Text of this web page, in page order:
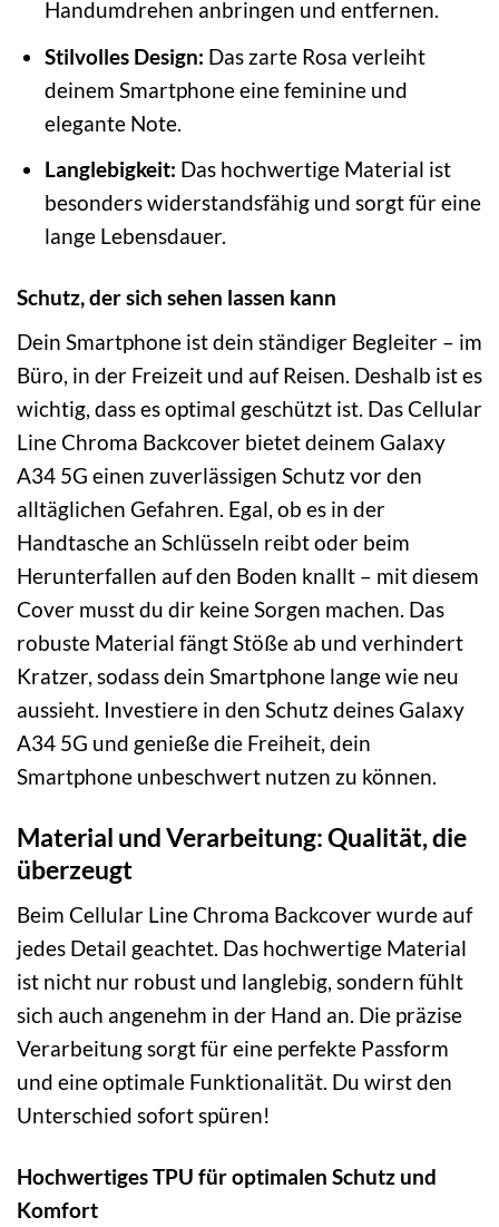
Handumdrehen anbringen und entfernen.
Stilvolles Design: Das zarte Rosa verleiht
deinem Smartphone eine feminine und
elegante Note.
Langlebigkeit: Das hochwertige Material ist
besonders widerstandsfähig und sorgt für eine
lange Lebensdauer.
Schutz, der sich sehen lassen kann
Dein Smartphone ist dein ständiger Begleiter – im
Büro, in der Freizeit und auf Reisen. Deshalb ist es
wichtig, dass es optimal geschützt ist. Das Cellular
Line Chroma Backcover bietet deinem Galaxy
A34 5G einen zuverlässigen Schutz vor den
alltäglichen Gefahren. Egal, ob es in der
Handtasche an Schlüsseln reibt oder beim
Herunterfallen auf den Boden knallt – mit diesem
Cover musst du dir keine Sorgen machen. Das
robuste Material fängt Stöße ab und verhindert
Kratzer, sodass dein Smartphone lange wie neu
aussieht. Investiere in den Schutz deines Galaxy
A34 5G und genieße die Freiheit, dein
Smartphone unbeschwert nutzen zu können.
Material und Verarbeitung: Qualität, die
überzeugt
Beim Cellular Line Chroma Backcover wurde auf
jedes Detail geachtet. Das hochwertige Material
ist nicht nur robust und langlebig, sondern fühlt
sich auch angenehm in der Hand an. Die präzise
Verarbeitung sorgt für eine perfekte Passform
und eine optimale Funktionalität. Du wirst den
Unterschied sofort spüren!
Hochwertiges TPU für optimalen Schutz und
Komfort